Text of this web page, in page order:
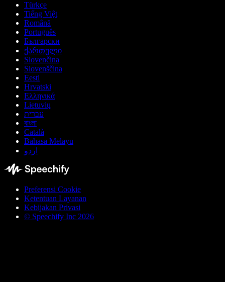
Türkçe
Tiếng Việt
Română
Português
Български
ქართული
Slovenčina
Slovenščina
Eesti
Hrvatski
Ελληνικά
Lietuvių
עברית
বাংলা
Català
Bahasa Melayu
اردو
Preferensi Cookie
Ketentuan Layanan
Kebijakan Privasi
© Speechify Inc 2026